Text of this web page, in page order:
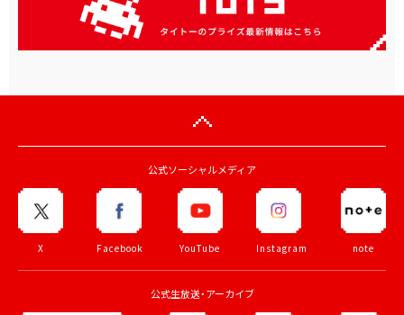
公式ソーシャルメディア
X Facebook YouTube Instagram note
公式生放送・アーカイブ